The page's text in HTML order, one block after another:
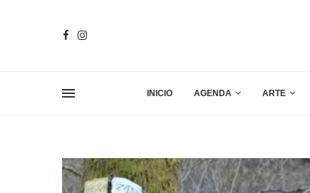
INICIO AGENDA ARTE